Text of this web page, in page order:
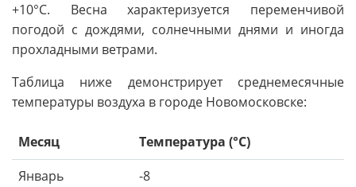
+10°C. Весна характеризуется переменчивой
погодой с дождями, солнечными днями и иногда
прохладными ветрами.
Таблица ниже демонстрирует среднемесячные
температуры воздуха в городе Новомосковске:
Месяц
Температура (°C)
Январь
-8